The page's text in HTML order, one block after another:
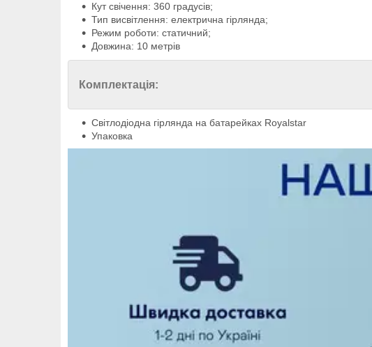
Кут свічення: 360 градусів;
Тип висвітлення: електрична гірлянда;
Режим роботи: статичний;
Довжина: 10 метрів
Комплектація:
Світлодіодна гірлянда на батарейках Royalstar
Упаковка